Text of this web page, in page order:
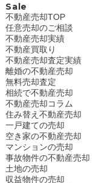
Sale
不動産売却TOP
任意売却のご相談
不動産売却実績
不動産買取り
不動産売却査定実績
離婚の不動産売却
無料売却査定
相続で不動産売却
不動産売却コラム
住み替え不動産売却
一戸建ての売却
空き家の不動産売却
マンションの売却
事故物件の不動産売却
土地の売却
収益物件の売却